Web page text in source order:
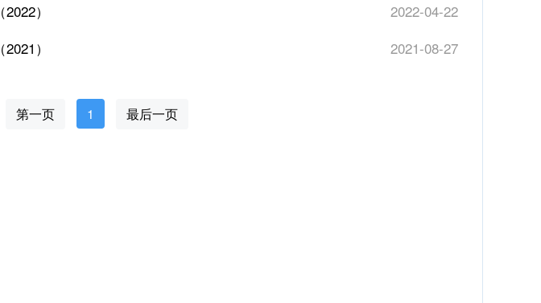
）
2022-04-22
）
2021-08-27
第一页 1 最后一页